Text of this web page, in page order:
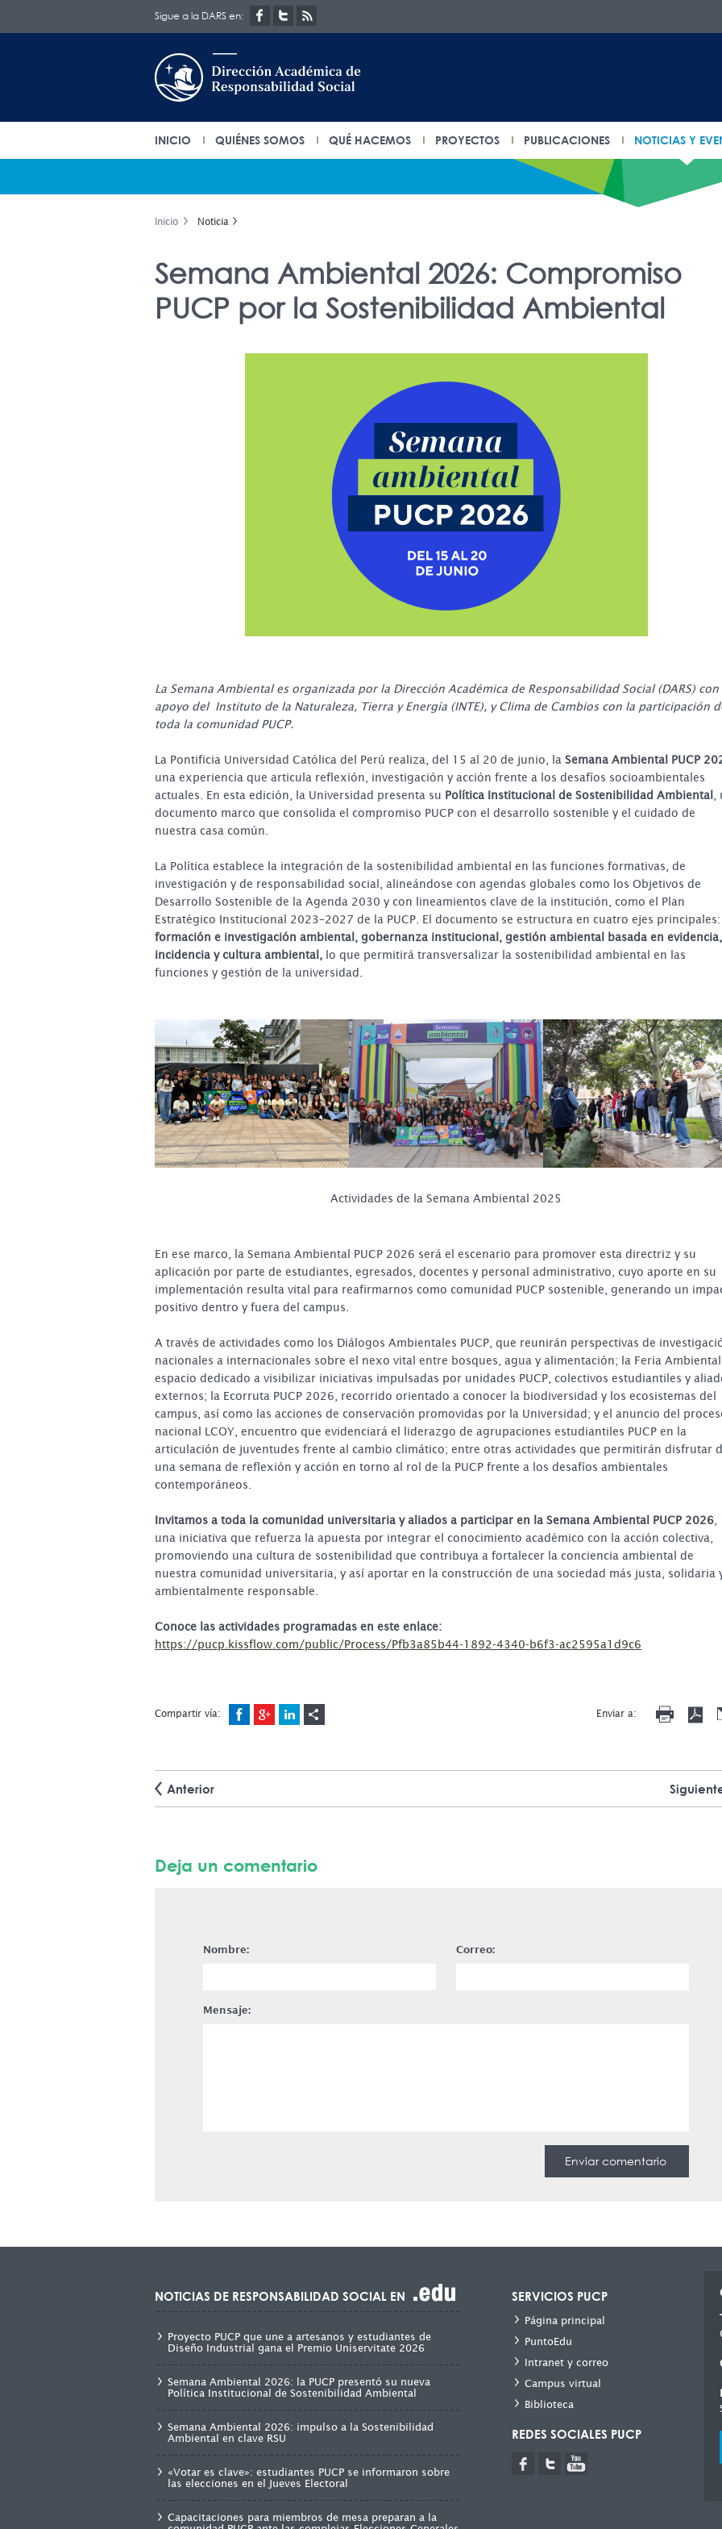
Sigue a la DARS en:
INICIO QUIÉNES SOMOS QUÉ HACEMOS PROYECTOS PUBLICACIONES NOTICIAS Y
Inicio Noticia
Semana Ambiental 2026: Compromiso
PUCP por la Sostenibilidad Ambiental
La Semana Ambiental es organizada por la Dirección Académica de Responsabilidad Social (DARS) con
apoyo del Instituto de la Naturaleza, Tierra y Energía (INTE), y Clima de Cambios con la participación
toda la comunidad PUCP.
La Pontificia Universidad Católica del Perú realiza, del 15 al 20 de junio, la Semana Ambiental PUCP
una experiencia que articula reflexión, investigación y acción frente a los desafíos socioambientales
actuales. En esta edición, la Universidad presenta su Política Institucional de Sostenibilidad Ambiental
documento marco que consolida el compromiso PUCP con el desarrollo sostenible y el cuidado de
nuestra casa común.
La Política establece la integración de la sostenibilidad ambiental en las funciones formativas, de
investigación y de responsabilidad social, alineándose con agendas globales como los Objetivos de
Desarrollo Sostenible de la Agenda 2030 y con lineamientos clave de la institución, como el Plan
Estratégico Institucional 2023–2027 de la PUCP. El documento se estructura en cuatro ejes principales:
formación e investigación ambiental, gobernanza institucional, gestión ambiental basada en
incidencia y cultura ambiental, lo que permitirá transversalizar la sostenibilidad ambiental en las
funciones y gestión de la universidad.
Actividades de la Semana Ambiental 2025
En ese marco, la Semana Ambiental PUCP 2026 será el escenario para promover esta directriz y su
aplicación por parte de estudiantes, egresados, docentes y personal administrativo, cuyo aporte en su
implementación resulta vital para reafirmarnos como comunidad PUCP sostenible, generando un
positivo dentro y fuera del campus.
A través de actividades como los Diálogos Ambientales PUCP, que reunirán perspectivas de
nacionales a internacionales sobre el nexo vital entre bosques, agua y alimentación; la Feria
espacio dedicado a visibilizar iniciativas impulsadas por unidades PUCP, colectivos estudiantiles y
externos; la Ecorruta PUCP 2026, recorrido orientado a conocer la biodiversidad y los ecosistemas del
campus, así como las acciones de conservación promovidas por la Universidad; y el anuncio del
nacional LCOY, encuentro que evidenciará el liderazgo de agrupaciones estudiantiles PUCP en la
articulación de juventudes frente al cambio climático; entre otras actividades que permitirán disfrutar
una semana de reflexión y acción en torno al rol de la PUCP frente a los desafíos ambientales
contemporáneos.
Invitamos a toda la comunidad universitaria y aliados a participar en la Semana Ambiental PUCP 2026,
una iniciativa que refuerza la apuesta por integrar el conocimiento académico con la acción colectiva,
promoviendo una cultura de sostenibilidad que contribuya a fortalecer la conciencia ambiental de
nuestra comunidad universitaria, y así aportar en la construcción de una sociedad más justa, solidaria
ambientalmente responsable.
Conoce las actividades programadas en este enlace:
https://pucp.kissflow.com/public/Process/Pfb3a85b44-1892-4340-b6f3-ac2595a1d9c6
Compartir vía: Enviar a:
Anterior
Deja un comentario
Nombre: Correo:
Mensaje:
NOTICIAS DE RESPONSABILIDAD SOCIAL EN
Proyecto PUCP que une a artesanos y estudiantes de
Diseño Industrial gana el Premio Uniservitate 2026
Semana Ambiental 2026: la PUCP presentó su nueva
Política Institucional de Sostenibilidad Ambiental
Semana Ambiental 2026: impulso a la Sostenibilidad
Ambiental en clave RSU
«Votar es clave»: estudiantes PUCP se informaron sobre
las elecciones en el Jueves Electoral
Capacitaciones para miembros de mesa preparan a la
SERVICIOS PUCP
Página principal
PuntoEdu
Intranet y correo
Campus virtual
Biblioteca
REDES SOCIALES PUCP